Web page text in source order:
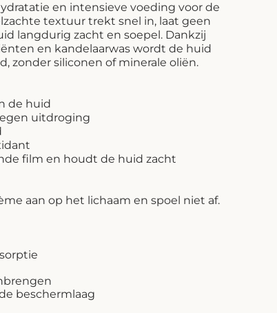
en intensieve voeding voor de
textuur trekt snel in, laat geen
langdurig zacht en soepel. Dankzij
en kandelaarwas wordt de huid
zonder siliconen of minerale oliën.
de huid
uitdroging
film en houdt de huid zacht
aan op het lichaam en spoel niet af.
beschermlaag